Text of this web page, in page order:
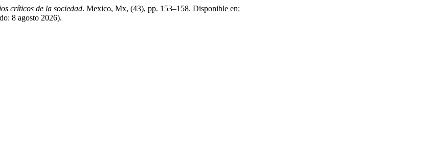
críticos de la sociedad. Mexico, Mx, (43), pp. 153–158. Disponible en:
8 agosto 2026).